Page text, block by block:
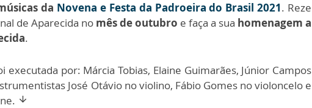
da Novena e Festa da Padroeira do Brasil 2021. Reze
de Aparecida no mês de outubro e faça a sua homenagem a
.
executada por: Márcia Tobias, Elaine Guimarães, Júnior Campos
José Otávio no violino, Fábio Gomes no violoncelo e
arrow_downward